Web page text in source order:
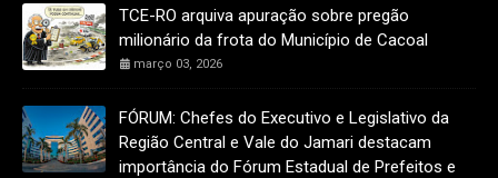
TCE-RO arquiva apuração sobre pregão
milionário da frota do Município de Cacoal
março 03, 2026
FÓRUM: Chefes do Executivo e Legislativo da
Região Central e Vale do Jamari destacam
importância do Fórum Estadual de Prefeitos e